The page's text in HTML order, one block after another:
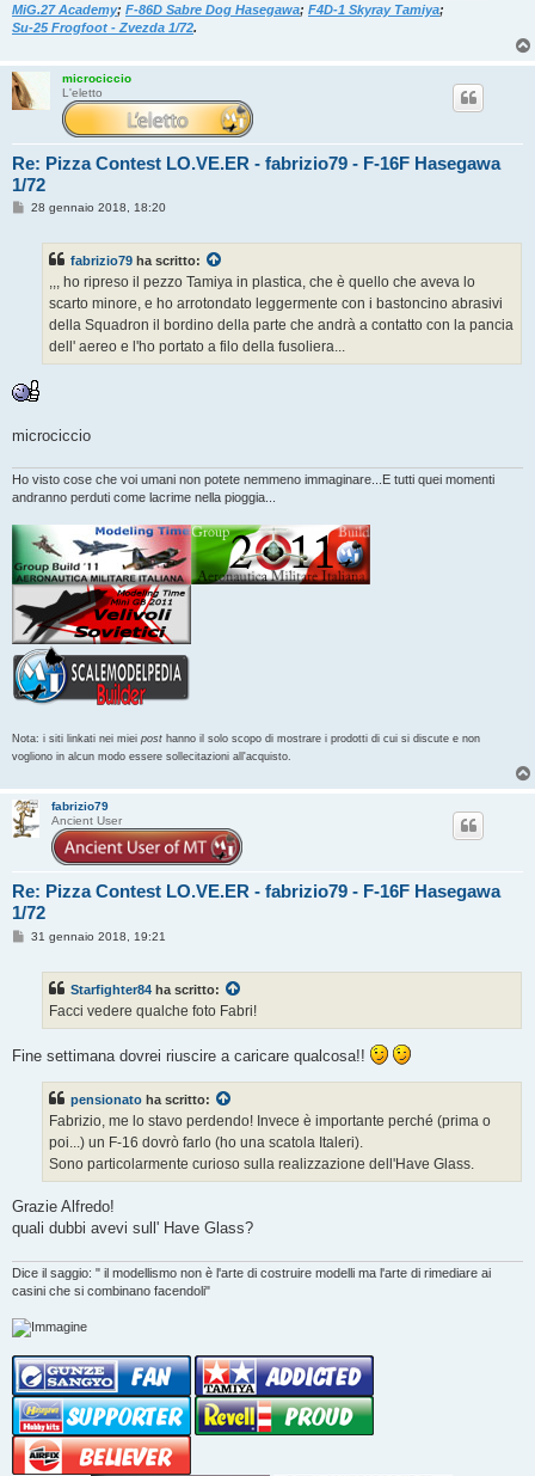
MiG.27 Academy; F-86D Sabre Dog Hasegawa; F4D-1 Skyray Tamiya;
Su-25 Frogfoot - Zvezda 1/72.
microciccio
L'eletto
Re: Pizza Contest LO.VE.ER - fabrizio79 - F-16F Hasegawa
1/72
M28 gennaio 2018, 18:20
fabrizio79 ha scritto:
,,, ho ripreso il pezzo Tamiya in plastica, che è quello che aveva lo
scarto minore, e ho arrotondato leggermente con i bastoncino abrasivi
della Squadron il bordino della parte che andrà a contatto con la pancia
dell' aereo e l'ho portato a filo della fusoliera...
microciccio
Ho visto cose che voi umani non potete nemmeno immaginare...E tutti quei momenti
andranno perduti come lacrime nella pioggia...
Nota: i siti linkati nei miei post hanno il solo scopo di mostrare i prodotti di cui si discute e non
vogliono in alcun modo essere sollecitazioni all'acquisto.
fabrizio79
Ancient User
Re: Pizza Contest LO.VE.ER - fabrizio79 - F-16F Hasegawa
1/72
M31 gennaio 2018, 19:21
Starfighter84 ha scritto:
Facci vedere qualche foto Fabri!
Fine settimana dovrei riuscire a caricare qualcosa!!
pensionato ha scritto:
Fabrizio, me lo stavo perdendo! Invece è importante perché (prima o
poi...) un F-16 dovrò farlo (ho una scatola Italeri).
Sono particolarmente curioso sulla realizzazione dell'Have Glass.
Grazie Alfredo!
quali dubbi avevi sull' Have Glass?
Dice il saggio: " il modellismo non è l'arte di costruire modelli ma l'arte di rimediare ai
casini che si combinano facendoli"